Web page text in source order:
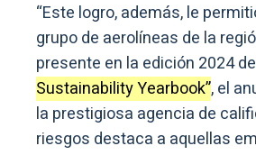
“Este logro, además, le
grupo de aerolíneas de la
presente en la edición 2024 de
Sustainability Yearbook”, el
la prestigiosa agencia de
riesgos destaca a aquellas